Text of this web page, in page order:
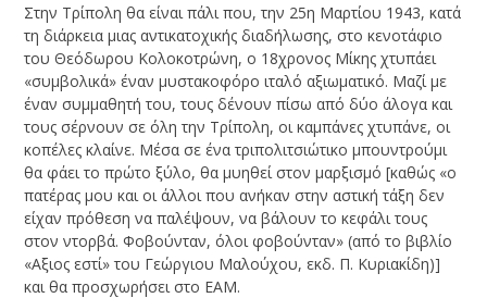
Στην Τρίπολη θα είναι πάλι που, την 25η Μαρτίου 1943, κατά
τη διάρκεια μιας αντικατοχικής διαδήλωσης, στο κενοτάφιο
του Θεόδωρου Κολοκοτρώνη, ο 18χρονος Μίκης χτυπάει
«συμβολικά» έναν μυστακοφόρο ιταλό αξιωματικό. Μαζί με
έναν συμμαθητή του, τους δένουν πίσω από δύο άλογα και
τους σέρνουν σε όλη την Τρίπολη, οι καμπάνες χτυπάνε, οι
κοπέλες κλαίνε. Μέσα σε ένα τριπολιτσιώτικο μπουντρούμι
θα φάει το πρώτο ξύλο, θα μυηθεί στον μαρξισμό [καθώς «ο
πατέρας μου και οι άλλοι που ανήκαν στην αστική τάξη δεν
είχαν πρόθεση να παλέψουν, να βάλουν το κεφάλι τους
στον ντορβά. Φοβούνταν, όλοι φοβούνταν» (από το βιβλίο
«Αξιος εστί» του Γεώργιου Μαλούχου, εκδ. Π. Κυριακίδη)]
και θα προσχωρήσει στο ΕΑΜ.